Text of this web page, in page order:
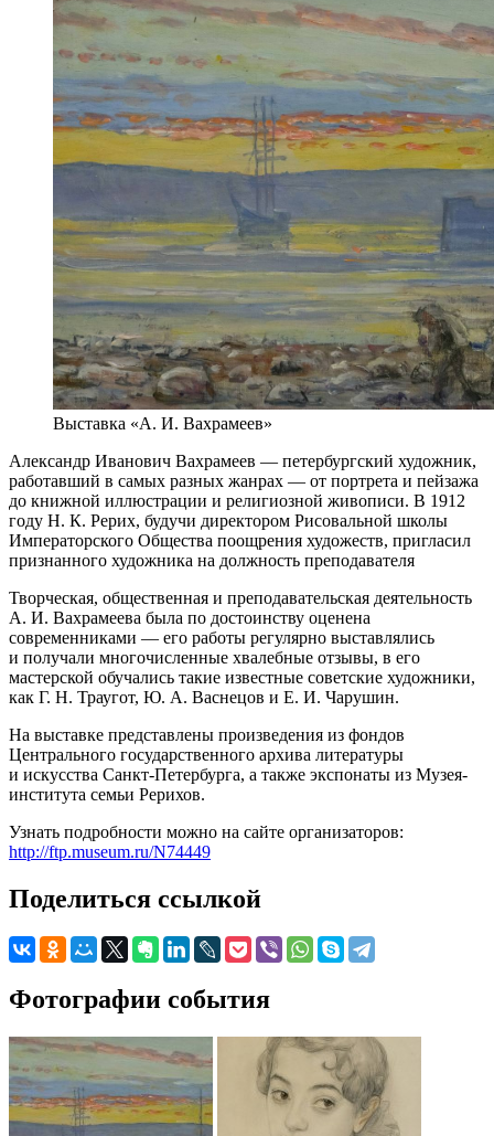
Выставка «А. И. Вахрамеев»
Александр Иванович Вахрамеев — петербургский художник,
работавший в самых разных жанрах — от портрета и пейзажа
до книжной иллюстрации и религиозной живописи. В 1912
году Н. К. Рерих, будучи директором Рисовальной школы
Императорского Общества поощрения художеств, пригласил
признанного художника на должность преподавателя
Творческая, общественная и преподавательская деятельность
А. И. Вахрамеева была по достоинству оценена
современниками — его работы регулярно выставлялись
и получали многочисленные хвалебные отзывы, в его
мастерской обучались такие известные советские художники,
как Г. Н. Траугот, Ю. А. Васнецов и Е. И. Чарушин.
На выставке представлены произведения из фондов
Центрального государственного архива литературы
и искусства Санкт-Петербурга, а также экспонаты из Музея-
института семьи Рерихов.
Узнать подробности можно на сайте организаторов:
http://ftp.museum.ru/N74449
Поделиться ссылкой
Фотографии события